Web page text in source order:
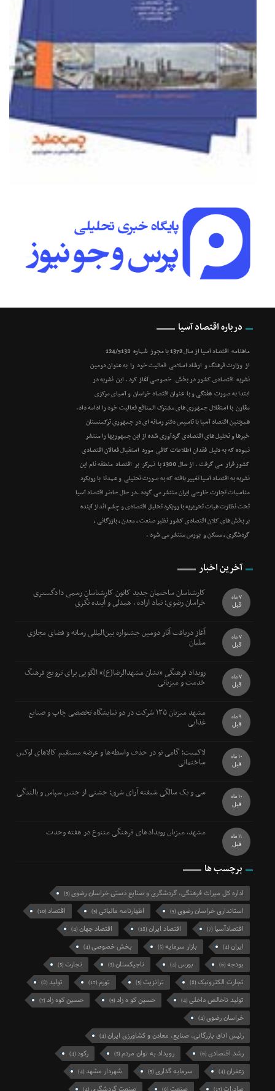
درباره اقتصاد آسیا
ماهنامه اقتصاد آسیا از سال 1372 با مجوز شماره 124/5138
از وزارت فرهنگ و ارشاد اسلامی فعالیت خود را به عنوان دومین
نشریه اقتصادی کشور در بخش خصوصی آغاز کرد . این نشریه در
ابتدا به صورت هفتگی و با عنوان اقتصاد خراسان و آسیای مرکزی
مقارن با استقلال جمهوری های مشترک المنافع فعالیت خود را ادامه داد.
همچنین اقتصاد آسیا با تاسیس دفتر رسانه ای در جمهوری ترکمنستان
خبرها و تحلیل های اقتصادی گردآوری شده از این جمهوریها را منتشر
نموده که به دلیل فقدان اطلاعات کافی مورد استقبال فعالان اقتصادی
کشور قرار می گرفت . از سال 1380 با تمرکز بر اقتصاد منطقه نام این
نشریه به اقتصاد آسیا تغییر یافته که به صورت تحلیلی و عمدتا با رویکرد
مناسبات تجارت خارجی ایران منتشر می گردد .در حال حاضر اقتصاد آسیا
تحت نظارت هیات تحریریه با رویکرد تحلیل اقتصادی و چشم انداز آینده
بر بخش های کلان اقتصادی کشور نظیر صنعت ، معدن ، بازرگانی ،
گردشگری ، مسکن و بورس منتشر می شود .
آخرین اخبار
کارشناسان ساختمان جدید کانون کارشناسان رسمی دادگستری
خراسان رضوی؛ نماد اراده ، همدلی و آینده نگری 7 ماه
قبل
آغاز دریافت آثار دومین جشنواره بین‌المللی رسانه و فضای مجازی
سلمان 7 ماه
قبل
رویداد فرهنگی «نشان مشهدالرضا(ع)» الگویی برای ترویج فرهنگ
خدمت و میزبانی 7 ماه
قبل
مشهد میزبان ۱۳۵ شرکت در دو نمایشگاه تخصصی چاپ و صنایع
غذایی 9 ماه
قبل
لاکمیت؛ گامی نو در حذف واسطه‌ها و عرضه مستقیم کالاهای لوکس
ساختمانی 10 ماه
قبل
سی و یک سالگی شیفته آرای شرق؛ جشنی از جنس سپاس و بالندگی 10 ماه
قبل
مشهد، میزبان رویدادهای فرهنگی متنوع در هفته وحدت 11 ماه
قبل
برچسب ها
اداره کل میراث فرهنگی، گردشگری و صنایع دستی خراسان رضوی(3)
استانداری خراسان رضوی(5) اظهارنامه مالیاتی(5) اقتصاد(10)
اقتصادآسیا (7) اقتصاد ایران(18) اقتصاد جهان(4)
ایران(4) بازار سرمایه(5) بخش خصوصی(4)
بودجه(6) بورس(4) تاجیکستان(3) تجارت(5)
تجارت الکترونیک(8) ترانزیت(5) تورم(12) تولید(8)
تولید ناخالص داخلی(4) حسین کو ه زاد(5) حسین کوه زاد(7)
خراسان رضوی(4)
رئیس اتاق بازرگانی، صنایع، معادن و کشاورزی ایران(4)
رشد اقتصادی(6) رویداد به توان مردم(5) رکود(4)
زعفران(4) سرمایه گذاری(5) شهردار مشهد(4)